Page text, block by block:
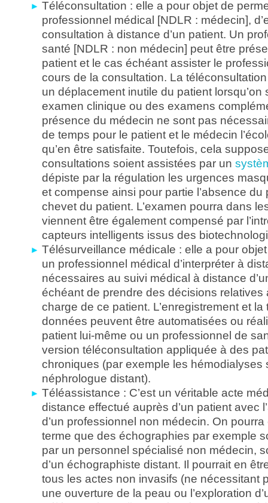
Téléconsultation : elle a pour objet de
professionnel médical [NDLR : médecin],
consultation à distance d’un patient. Un
santé [NDLR : non médecin] peut être
patient et le cas échéant assister le
cours de la consultation. La téléconsultation
un déplacement inutile du patient lorsqu’on
examen clinique ou des examens
présence du médecin ne sont pas
de temps pour le patient et le médecin
qu’en être satisfaite. Toutefois, cela
consultations soient assistées par un
dépiste par la régulation les urgences
et compense ainsi pour partie l’absence du
chevet du patient. L’examen pourra dans
viennent être également compensé par
capteurs intelligents issus des
Télésurveillance médicale : elle a pour
un professionnel médical d’interpréter à
nécessaires au suivi médical à distance
échéant de prendre des décisions relatives
charge de ce patient. L’enregistrement et
données peuvent être automatisées ou
patient lui-même ou un professionnel de
version téléconsultation appliquée à des
chroniques (par exemple les hémodialyses
néphrologue distant).
Téléassistance : C’est un véritable acte
distance effectué auprès d’un patient avec
d’un professionnel non médecin. On
terme que des échographies par exemple
par un personnel spécialisé non médecin,
d’un échographiste distant. Il pourrait en
tous les actes non invasifs (ne nécessitant
une ouverture de la peau ou l’exploration